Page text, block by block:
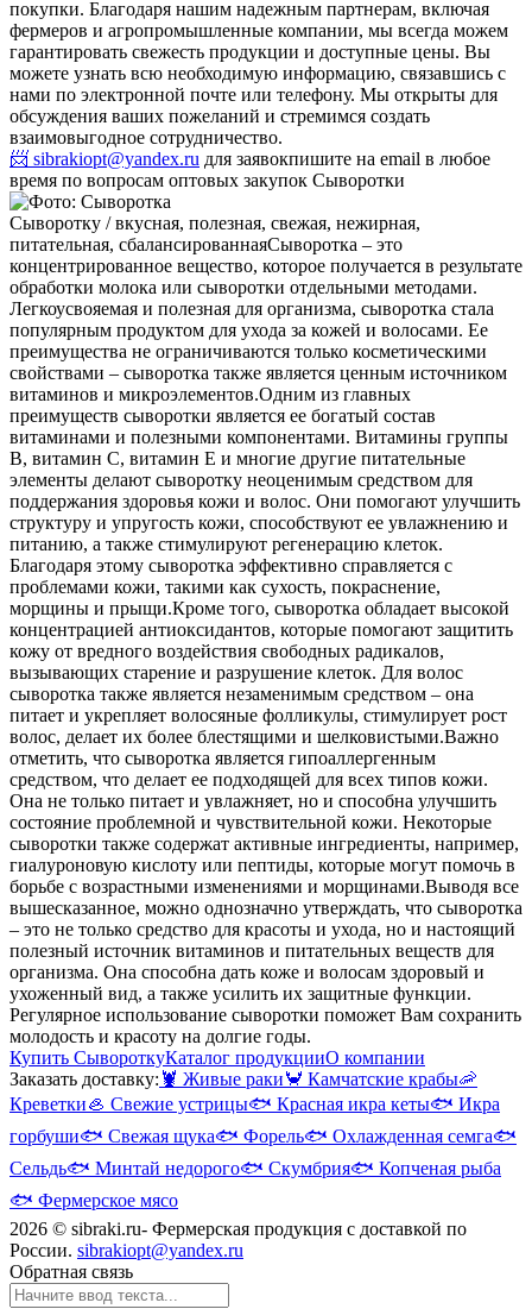
покупки. Благодаря нашим надежным партнерам, включая
фермеров и агропромышленные компании, мы всегда можем
гарантировать свежесть продукции и доступные цены. Вы
можете узнать всю необходимую информацию, связавшись с
нами по электронной почте или телефону. Мы открыты для
обсуждения ваших пожеланий и стремимся создать
взаимовыгодное сотрудничество.
📨 sibrakiopt@yandex.ru для заявокпишите на email в любое
время по вопросам оптовых закупок Сыворотки
Сыворотку / вкусная, полезная, свежая, нежирная,
питательная, сбалансированнаяСыворотка – это
концентрированное вещество, которое получается в результате
обработки молока или сыворотки отдельными методами.
Легкоусвояемая и полезная для организма, сыворотка стала
популярным продуктом для ухода за кожей и волосами. Ее
преимущества не ограничиваются только косметическими
свойствами – сыворотка также является ценным источником
витаминов и микроэлементов.Одним из главных
преимуществ сыворотки является ее богатый состав
витаминами и полезными компонентами. Витамины группы
B, витамин C, витамин Е и многие другие питательные
элементы делают сыворотку неоценимым средством для
поддержания здоровья кожи и волос. Они помогают улучшить
структуру и упругость кожи, способствуют ее увлажнению и
питанию, а также стимулируют регенерацию клеток.
Благодаря этому сыворотка эффективно справляется с
проблемами кожи, такими как сухость, покраснение,
морщины и прыщи.Кроме того, сыворотка обладает высокой
концентрацией антиоксидантов, которые помогают защитить
кожу от вредного воздействия свободных радикалов,
вызывающих старение и разрушение клеток. Для волос
сыворотка также является незаменимым средством – она
питает и укрепляет волосяные фолликулы, стимулирует рост
волос, делает их более блестящими и шелковистыми.Важно
отметить, что сыворотка является гипоаллергенным
средством, что делает ее подходящей для всех типов кожи.
Она не только питает и увлажняет, но и способна улучшить
состояние проблемной и чувствительной кожи. Некоторые
сыворотки также содержат активные ингредиенты, например,
гиалуроновую кислоту или пептиды, которые могут помочь в
борьбе с возрастными изменениями и морщинами.Выводя все
вышесказанное, можно однозначно утверждать, что сыворотка
– это не только средство для красоты и ухода, но и настоящий
полезный источник витаминов и питательных веществ для
организма. Она способна дать коже и волосам здоровый и
ухоженный вид, а также усилить их защитные функции.
Регулярное использование сыворотки поможет Вам сохранить
молодость и красоту на долгие годы.
Купить СывороткуКаталог продукцииО компании
Заказать доставку: 🦞 Живые раки🦀 Камчатские крабы🦐
Креветки🦪 Свежие устрицы🐟 Красная икра кеты🐟 Икра
горбуши🐟 Свежая щука🐟 Форель🐟 Охлажденная семга🐟
Сельдь🐟 Минтай недорого🐟 Скумбрия🐟 Копченая рыба
🐟 Фермерское мясо
2026 © sibraki.ru- Фермерская продукция с доставкой по
России. sibrakiopt@yandex.ru
Обратная связь